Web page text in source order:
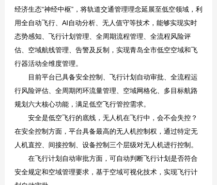
经济生态“神经中枢”，将轨道交通管理理念延展至低空领域，利
用全自动飞行、AI自动分析、无人值守等技术，能够实现实时
态势感知、飞行计划管理、全周期流程管理、全流程风险评
估、空域航线管理、告警及反制，实现青岛全市低空空域和飞
行器活动全维度管理。
目前平台已具备安全控制、飞行计划自动审批、全流程运
行风险评估、全周期闭环流量管理、空域网格化、多目标航路
规划六大核心功能，满足低空飞行管控需求。
安全是低空飞行的底线，无人机在飞行中，会不会失控？
在安全控制方面，平台具备最高的无人机控制权，通过特定无
人机直控、间接控制、设备控制三个层级对无人机进行控制。
在飞行计划自动审批方面，可自动判断飞行计划是否符合
安全规定和空域管理要求，基于空域可视化技术，实现飞行计